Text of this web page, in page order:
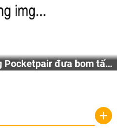
Pocketpair đưa bom tấn
từ công ty game Nhật Bản
+